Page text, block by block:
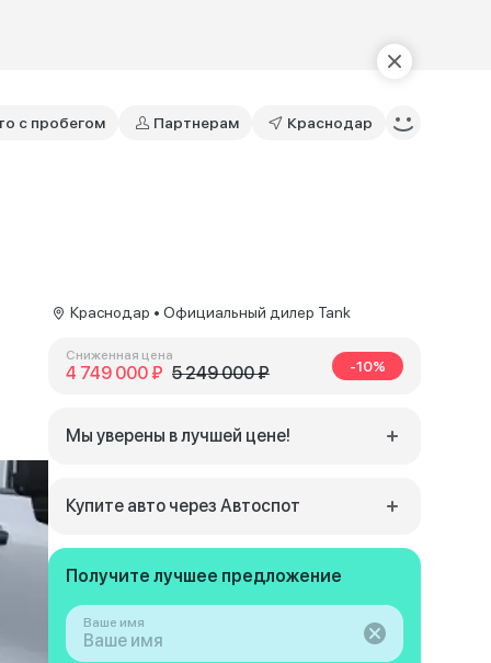
с пробегом Партнерам Краснодар
Краснодар • Официальный дилер Tank
Сниженная цена
4 749 000 ₽ 5 249 000 ₽ -10%
Мы уверены в лучшей цене!
Купите авто через Автоспот
Получите лучшее предложение
Ваше имя